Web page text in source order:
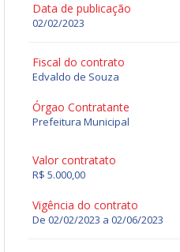
Data de publicação
02/02/2023
Fiscal do contrato
Edvaldo de Souza
Órgao Contratante
Prefeitura Municipal
Valor contratato
R$ 5.000,00
Vigência do contrato
De 02/02/2023 a 02/06/2023